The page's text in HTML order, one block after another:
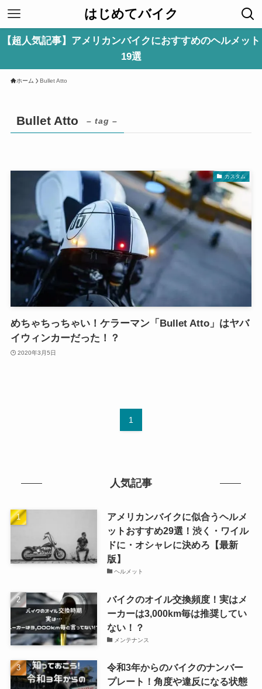
はじめてバイク
【超人気記事】アメリカンバイクにおすすめのヘルメット
19選
ホーム Bullet Atto
Bullet Atto – tag –
カスタム
めちゃちっちゃい！ケラーマン「Bullet Atto」はヤバ
イウィンカーだった！？
2020年3月5日
1
人気記事
アメリカンバイクに似合うヘルメ
ットおすすめ29選！渋く・ワイル
ドに・オシャレに決めろ【最新
版】
ヘルメット
バイクのオイル交換頻度！実はメ
ーカーは3,000km毎は推奨してい
ない！？
メンテナンス
令和3年からのバイクのナンバー
プレート！角度や違反になる状態